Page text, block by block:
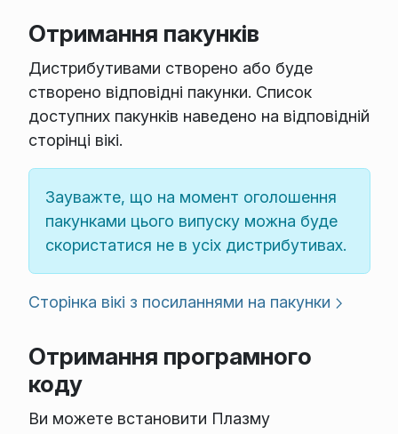
Отримання пакунків
Дистрибутивами створено або буде
створено відповідні пакунки. Список
доступних пакунків наведено на відповідній
сторінці вікі.
Зауважте, що на момент оголошення
пакунками цього випуску можна буде
скористатися не в усіх дистрибутивах.
Сторінка вікі з посиланнями на пакунки
Отримання програмного
коду
Ви можете встановити Плазму